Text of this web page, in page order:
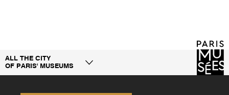
ALL THE CITY
OF PARIS' MUSEUMS